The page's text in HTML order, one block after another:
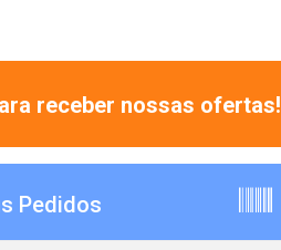
receber nossas ofertas!
Pedidos